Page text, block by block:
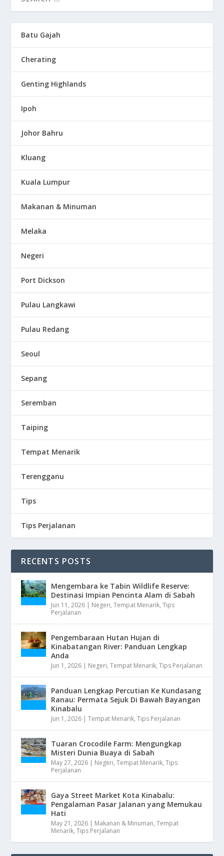
Batu Gajah
Cherating
Genting Highlands
Ipoh
Johor Bahru
Kluang
Kuala Lumpur
Makanan & Minuman
Melaka
Negeri
Port Dickson
Pulau Langkawi
Pulau Redang
Seoul
Sepang
Seremban
Taiping
Tempat Menarik
Terengganu
Tips
Tips Perjalanan
RECENTS POSTS
Mengembara ke Tabin Wildlife Reserve:
Destinasi Impian Pencinta Alam di Sabah
Jun 11, 2026 | Negeri,Tempat Menarik,Tips
Perjalanan
Pengembaraan Hutan Hujan di
Kinabatangan River: Panduan Lengkap
Anda
Jun 1, 2026 | Negeri,Tempat Menarik,Tips Perjalanan
Panduan Lengkap Percutian Ke Kundasang
Ranau: Permata Sejuk Di Bawah Bayangan
Kinabalu
Jun 1, 2026 |Tempat Menarik,Tips Perjalanan
Tuaran Crocodile Farm: Mengungkap
Misteri Dunia Buaya di Sabah
May 27, 2026 | Negeri,Tempat Menarik,Tips
Perjalanan
Gaya Street Market Kota Kinabalu:
Pengalaman Pasar Jalanan yang Memukau
Hati
May 21, 2026 | Makanan & Minuman,Tempat
Menarik,Tips Perjalanan